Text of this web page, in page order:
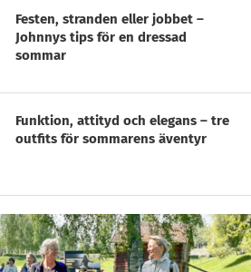
Festen, stranden eller jobbet –
Johnnys tips för en dressad
sommar
Funktion, attityd och elegans – tre
outfits för sommarens äventyr